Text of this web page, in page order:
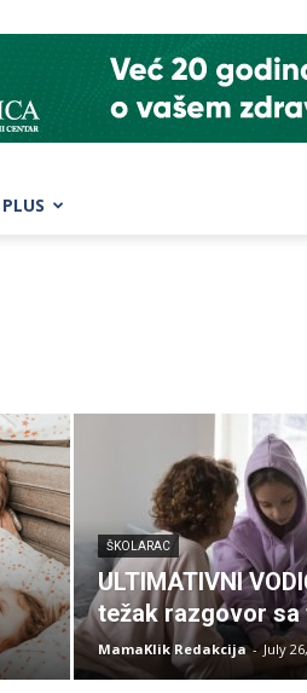
ŠKOLARAC
ULTIMATIVNI
težak razgovor sa
MamaKlik Redakcija - July